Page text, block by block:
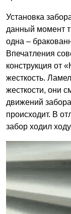
Установка
данный момент
одна –
Впечатления
конструкция от
жесткость.
жесткости, они
движений
происходит. В
забор ходил